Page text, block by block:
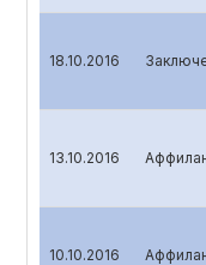
18.10.2016
13.10.2016
10.10.2016